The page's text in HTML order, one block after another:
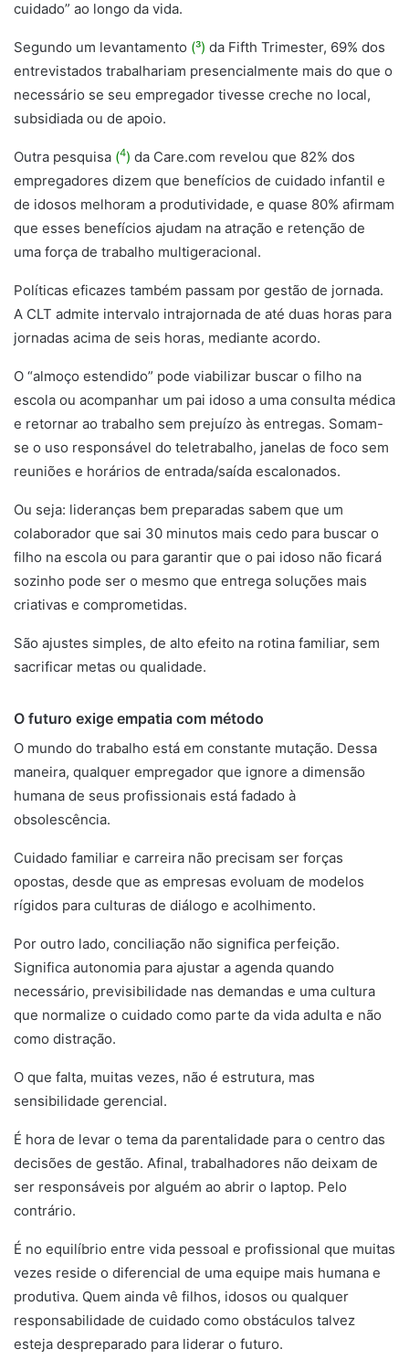
cuidado” ao longo da vida.
Segundo um levantamento (³) da Fifth Trimester, 69% dos
entrevistados trabalhariam presencialmente mais do que o
necessário se seu empregador tivesse creche no local,
subsidiada ou de apoio.
Outra pesquisa (4) da Care.com revelou que 82% dos
empregadores dizem que benefícios de cuidado infantil e
de idosos melhoram a produtividade, e quase 80% afirmam
que esses benefícios ajudam na atração e retenção de
uma força de trabalho multigeracional.
Políticas eficazes também passam por gestão de jornada.
A CLT admite intervalo intrajornada de até duas horas para
jornadas acima de seis horas, mediante acordo.
O “almoço estendido” pode viabilizar buscar o filho na
escola ou acompanhar um pai idoso a uma consulta médica
e retornar ao trabalho sem prejuízo às entregas. Somam-
se o uso responsável do teletrabalho, janelas de foco sem
reuniões e horários de entrada/saída escalonados.
Ou seja: lideranças bem preparadas sabem que um
colaborador que sai 30 minutos mais cedo para buscar o
filho na escola ou para garantir que o pai idoso não ficará
sozinho pode ser o mesmo que entrega soluções mais
criativas e comprometidas.
São ajustes simples, de alto efeito na rotina familiar, sem
sacrificar metas ou qualidade.
O futuro exige empatia com método
O mundo do trabalho está em constante mutação. Dessa
maneira, qualquer empregador que ignore a dimensão
humana de seus profissionais está fadado à
obsolescência.
Cuidado familiar e carreira não precisam ser forças
opostas, desde que as empresas evoluam de modelos
rígidos para culturas de diálogo e acolhimento.
Por outro lado, conciliação não significa perfeição.
Significa autonomia para ajustar a agenda quando
necessário, previsibilidade nas demandas e uma cultura
que normalize o cuidado como parte da vida adulta e não
como distração.
O que falta, muitas vezes, não é estrutura, mas
sensibilidade gerencial.
É hora de levar o tema da parentalidade para o centro das
decisões de gestão. Afinal, trabalhadores não deixam de
ser responsáveis por alguém ao abrir o laptop. Pelo
contrário.
É no equilíbrio entre vida pessoal e profissional que muitas
vezes reside o diferencial de uma equipe mais humana e
produtiva. Quem ainda vê filhos, idosos ou qualquer
responsabilidade de cuidado como obstáculos talvez
esteja despreparado para liderar o futuro.